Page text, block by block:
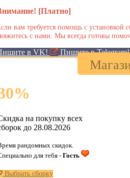
[Платно]
вам требуется помощь с установкой
с нами. Мы всегда готовы
в VK! Пишите в
%
на покупку всех
до 28.08.2026
рандомных скидок.
для тебя - Гость
Выбрать сборку